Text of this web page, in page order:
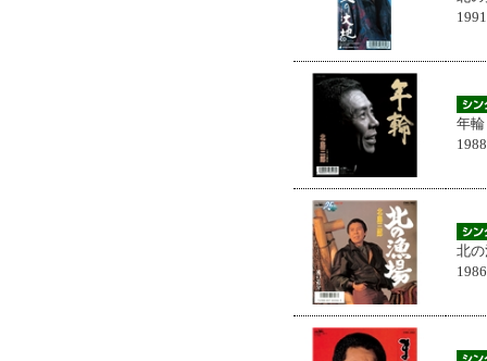
年輪
北